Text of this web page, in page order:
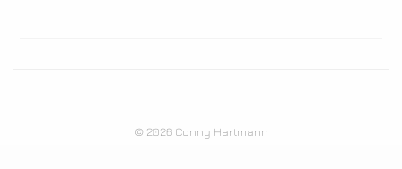
© 2026 Conny Hartmann